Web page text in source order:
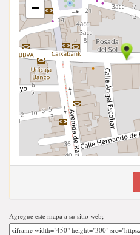
−
Agregue este mapa a su sitio web;